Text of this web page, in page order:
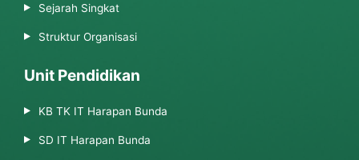
Sejarah Singkat
Struktur Organisasi
Unit Pendidikan
KB TK IT Harapan Bunda
SD IT Harapan Bunda